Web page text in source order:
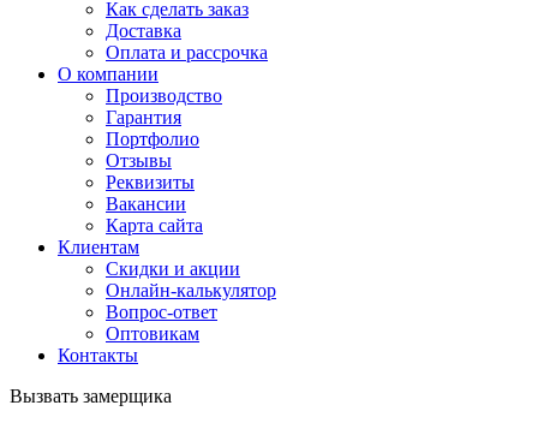
Как сделать заказ
Доставка
Оплата и рассрочка
О компании
Производство
Гарантия
Портфолио
Отзывы
Реквизиты
Вакансии
Карта сайта
Клиентам
Скидки и акции
Онлайн-калькулятор
Вопрос-ответ
Оптовикам
Контакты
Вызвать замерщика